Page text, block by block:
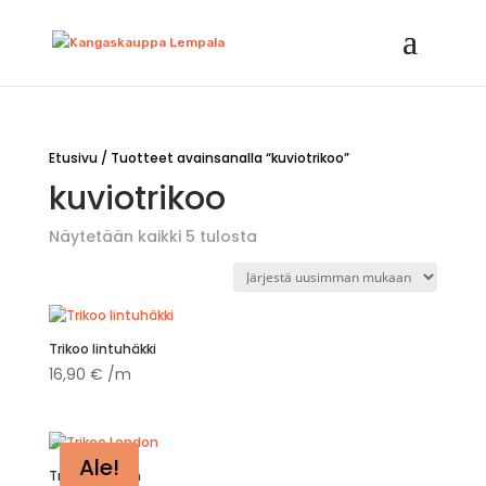
Etusivu/ Tuotteet avainsanalla “kuviotrikoo”
kuviotrikoo
Näytetään kaikki 5 tulostaSorted
latest
Trikoo lintuhäkki
16,90 € /m
Ale!
Trikoo London